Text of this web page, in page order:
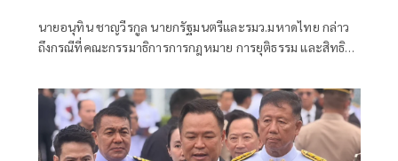
นายอนุทิน ชาญวีรกูล นายกรัฐมนตรีและรมว.มหาดไทย กล่าว
ถึงกรณีที่คณะกรรมาธิการการกฎหมาย การยุติธรรม และสิทธิ
กรรมาธิการ มีการอ้างชื่อนายกรัฐมนตรี เข้าไปเกี่ยวข้องกับการ
ทุจริตสอบท้องถิ่น